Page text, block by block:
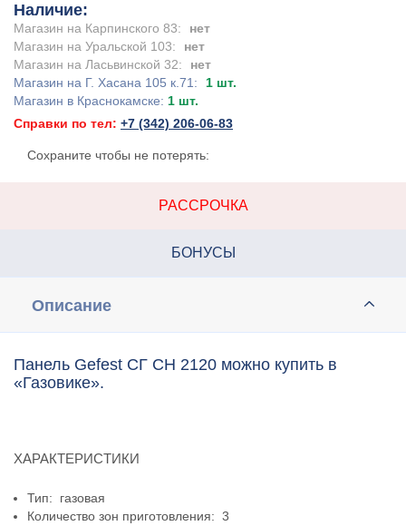
Наличие:
Магазин на Карпинского 83:
нет
Магазин на Уральской 103:
нет
Магазин на Ласьвинской 32:
нет
Магазин на Г. Хасана 105 к.71:
1 шт.
Магазин в Краснокамске: 1 шт.
Справки по тел: +7 (342) 206-06-83
Сохраните чтобы не потерять:
РАССРОЧКА
БОНУСЫ
Описание
Панель Gefest СГ СН 2120 можно купить в
«Газовике».
ХАРАКТЕРИСТИКИ
Тип: газовая
Количество зон приготовления: 3